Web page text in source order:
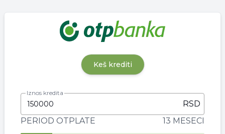
Keš krediti
RSD
Iznos kredita
PERIOD OTPLATE 13 MESECI